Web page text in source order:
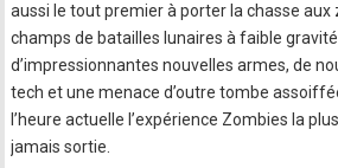
aussi le tout premier à porter la chasse aux
champs de batailles lunaires à faible
d’impressionnantes nouvelles armes, de
tech et une menace d’outre tombe
l’heure actuelle l’expérience Zombies la
jamais sortie.